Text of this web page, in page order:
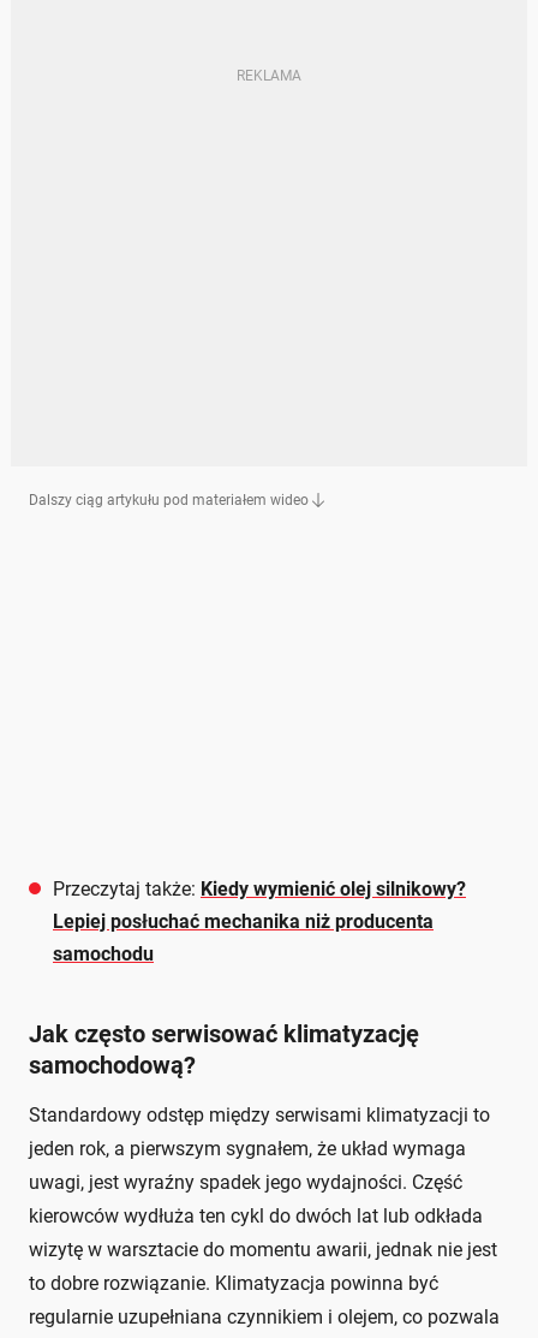
Dalszy ciąg artykułu pod materiałem wideo
Przeczytaj także: Kiedy wymienić olej silnikowy?
Lepiej posłuchać mechanika niż producenta
samochodu
Jak często serwisować klimatyzację
samochodową?
Standardowy odstęp między serwisami klimatyzacji to
jeden rok, a pierwszym sygnałem, że układ wymaga
uwagi, jest wyraźny spadek jego wydajności. Część
kierowców wydłuża ten cykl do dwóch lat lub odkłada
wizytę w warsztacie do momentu awarii, jednak nie jest
to dobre rozwiązanie. Klimatyzacja powinna być
regularnie uzupełniana czynnikiem i olejem, co pozwala